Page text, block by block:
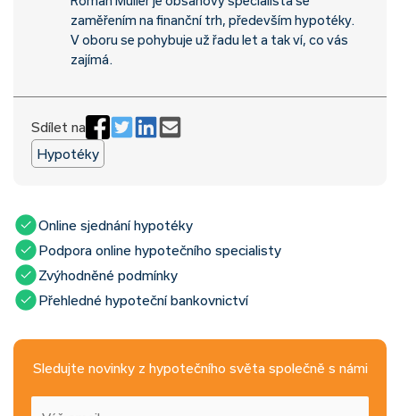
zaměřením na finanční trh, především hypotéky.
V oboru se pohybuje už řadu let a tak ví, co vás
zajímá.
Sdílet na
Hypotéky
Online sjednání hypotéky
Podpora online hypotečního specialisty
Zvýhodněné podmínky
Přehledné hypoteční bankovnictví
Sledujte novinky z hypotečního světa společně s námi